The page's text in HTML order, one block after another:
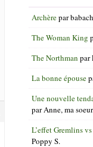
Archèreparbabach
The Woman King
The Northman par
La bonne épouse
Une nouvelle
parAnne, ma
L’effet Gremlins
Poppy S.